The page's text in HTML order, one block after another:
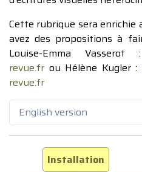
Cette rubrique sera enrichie
avez des propositions à
Louise-Emma
revue.fr ou Hélène Kugler :
revue.fr
English version
Installation